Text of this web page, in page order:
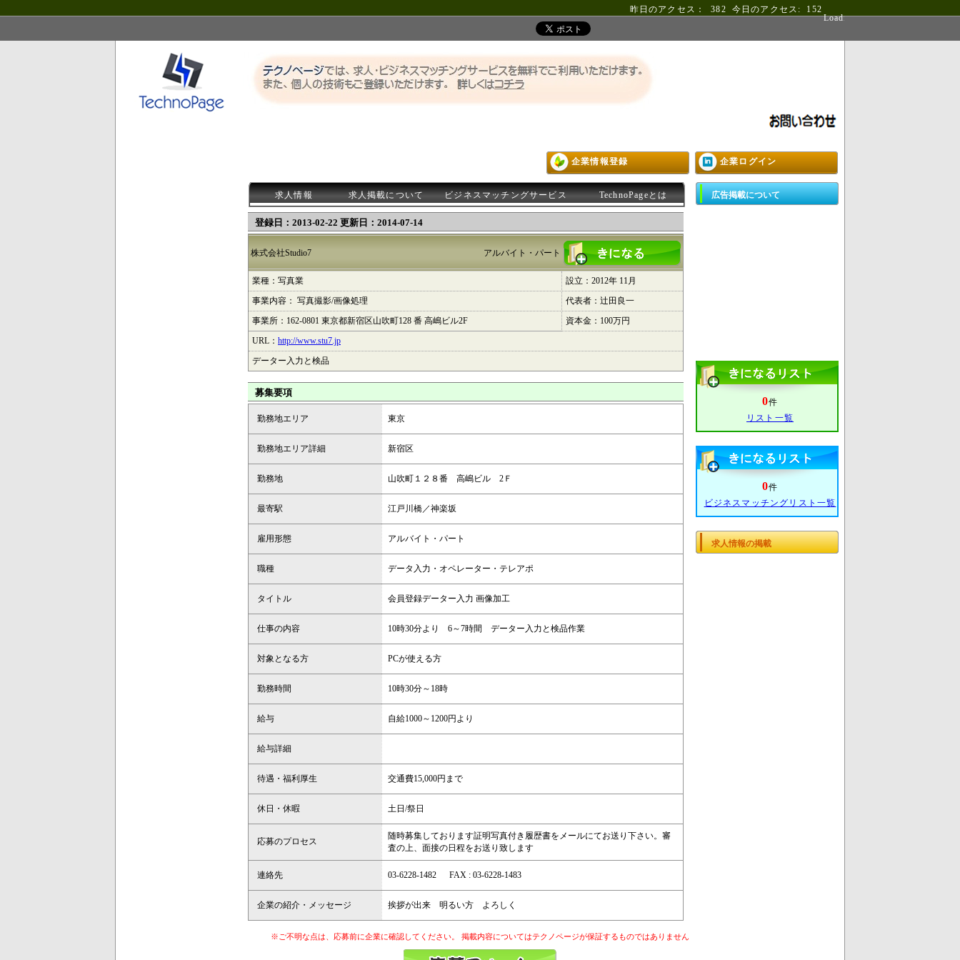
昨日のアクセス： 382 今日のアクセス:
152
Loading
企業情報登録 企業ログイン
広告掲載について
0件
リスト一覧
0件
ビジネスマッチングリスト一覧
求人情報の掲載
求人情報 求人掲載について ビジネスマッチングサービス TechnoPageとは
登録日：2013-02-22 更新日：2014-07-14
株式会社Studio7 アルバイト・パート
業種：写真業
設立：2012年 11月
事業内容： 写真撮影/画像処理
代表者：辻田良一
事業所：162-0801 東京都新宿区山吹町128 番 高嶋ビル2F
資本金：100万円
URL： http://www.stu7.jp
データー入力と検品
募集要項
勤務地エリア 東京
勤務地エリア詳細 新宿区
勤務地 山吹町１２８番 高嶋ビル 2Ｆ
最寄駅 江戸川橋／神楽坂
雇用形態 アルバイト・パート
職種 データ入力・オペレーター・テレアポ
タイトル 会員登録データー入力 画像加工
仕事の内容 10時30分より 6～7時間 データー入力と検品作業
対象となる方 PCが使える方
勤務時間 10時30分～18時
給与 自給1000～1200円より
給与詳細
待遇・福利厚生 交通費15,000円まで
休日・休暇 土日/祭日
応募のプロセス
随時募集しております証明写真付き履歴書をメールにてお送り下さい。審
査の上、面接の日程をお送り致します
連絡先 03-6228-1482 FAX : 03-6228-1483
企業の紹介・メッセージ 挨拶が出来 明るい方 よろしく
※ご不明な点は、応募前に企業に確認してください。 掲載内容についてはテクノページが保証するものではありません